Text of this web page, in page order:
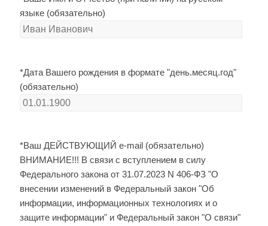
языке (обязательно)
*Дата Вашего рождения в формате "день.месяц.год"
(обязательно)
*Ваш ДЕЙСТВУЮЩИЙ e-mail (обязательно)
ВНИМАНИЕ!!! В связи с вступлением в силу
Федерального закона от 31.07.2023 N 406-ФЗ "О
внесении изменений в Федеральный закон "Об
информации, информационных технологиях и о
защите информации" и Федеральный закон "О связи"